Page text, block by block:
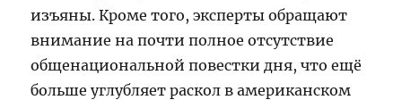
изъяны. Кроме того, эксперты обращают
внимание на почти полное отсутствие
общенациональной повестки дня, что ещё
больше углубляет раскол в американском